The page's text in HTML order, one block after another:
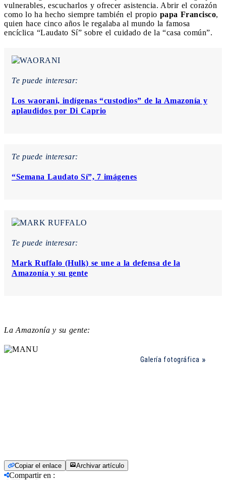
vulnerables, escucharlos y ofrecer asistencia. Abrir el corazón
como lo ha hecho siempre también el propio papa Francisco,
quien hace cinco años le regalaba al mundo la famosa
encíclica “Laudato Sí” sobre el cuidado de la “casa común”.
Te puede interesar:
Los waorani, indígenas “custodios” de la Amazonía y
aplaudidos por Di Caprio
Te puede interesar:
“Semana Laudato Sí”, 7 imágenes
Te puede interesar:
Mark Ruffalo (Hulk) se une a la defensa de la
Amazonía y su gente
La Amazonía y su gente:
Galería fotográfica
Copiar el enlace Archivar artículo
Compartir en :